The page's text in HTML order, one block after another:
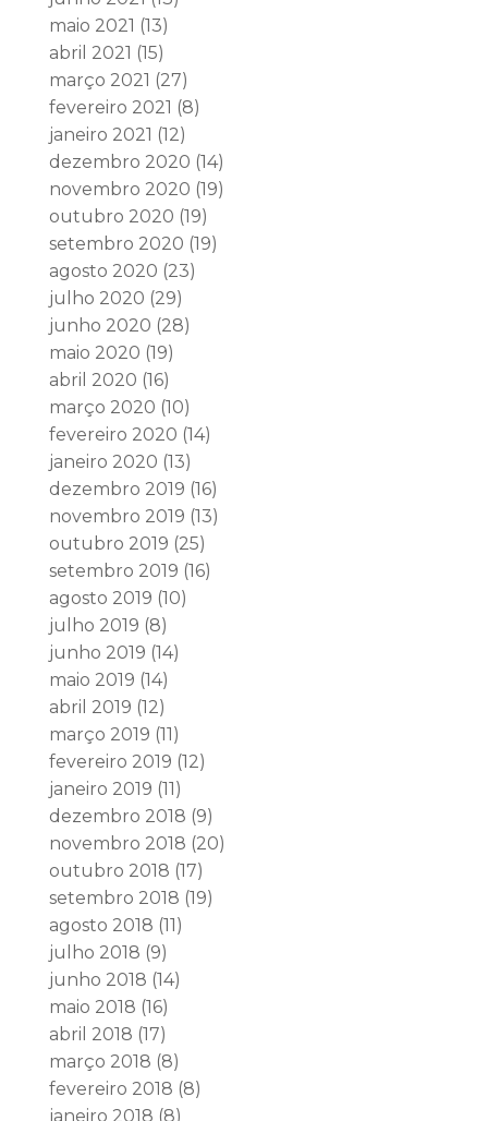
maio 2021 (13)
abril 2021 (15)
março 2021 (27)
fevereiro 2021 (8)
janeiro 2021 (12)
dezembro 2020 (14)
novembro 2020 (19)
outubro 2020 (19)
setembro 2020 (19)
agosto 2020 (23)
julho 2020 (29)
junho 2020 (28)
maio 2020 (19)
abril 2020 (16)
março 2020 (10)
fevereiro 2020 (14)
janeiro 2020 (13)
dezembro 2019 (16)
novembro 2019 (13)
outubro 2019 (25)
setembro 2019 (16)
agosto 2019 (10)
julho 2019 (8)
junho 2019 (14)
maio 2019 (14)
abril 2019 (12)
março 2019 (11)
fevereiro 2019 (12)
janeiro 2019 (11)
dezembro 2018 (9)
novembro 2018 (20)
outubro 2018 (17)
setembro 2018 (19)
agosto 2018 (11)
julho 2018 (9)
junho 2018 (14)
maio 2018 (16)
abril 2018 (17)
março 2018 (8)
fevereiro 2018 (8)
janeiro 2018 (8)